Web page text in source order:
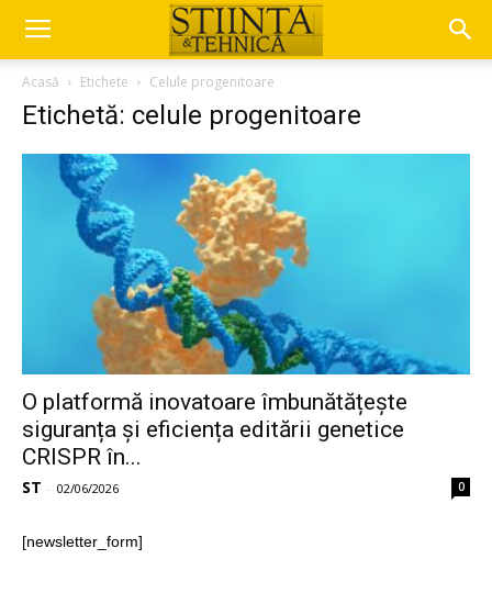
Acasă Etichete Celule progenitoare
Etichetă: celule progenitoare
O platformă inovatoare îmbunătățește
siguranța și eficiența editării genetice
CRISPR în...
ST - 02/06/2026 0
[newsletter_form]